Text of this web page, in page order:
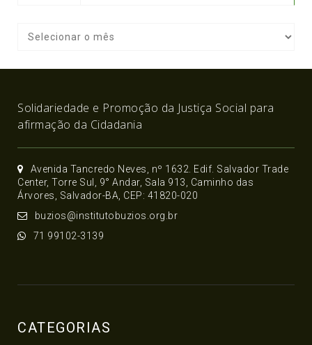
Solidariedade e Promoção da Justiça Social para
afirmação da Cidadania
Avenida Tancredo Neves, nº 1632. Edif. Salvador Trade
Center, Torre Sul, 9° Andar, Sala 913, Caminho das
Árvores, Salvador-BA, CEP: 41820-020
buzios@institutobuzios.org.br
71 99102-3139
CATEGORIAS